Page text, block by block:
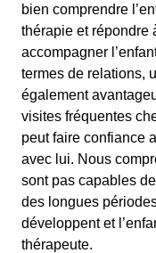
bien comprendre
thérapie et répondre
accompagner
termes de relations,
également
visites fréquentes
peut faire confiance
avec lui. Nous
sont pas capables
des longues
développent et
thérapeute.